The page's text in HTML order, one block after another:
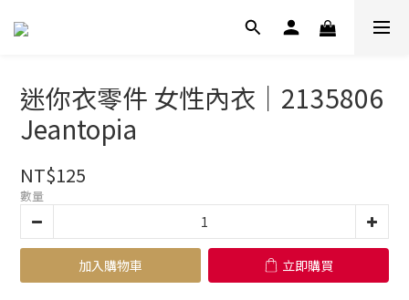
迷你衣零件 女性內衣｜2135806
Jeantopia
NT$125
數量
加入購物車 立即購買